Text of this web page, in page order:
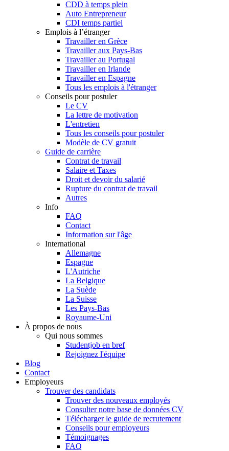
CDD à temps plein
Auto Entrepreneur
CDI temps partiel
Emplois à l’étranger
Travailler en Grèce
Travailler aux Pays-Bas
Travailler au Portugal
Travailler en Irlande
Travailler en Espagne
Tous les emplois à l'étranger
Conseils pour postuler
Le CV
La lettre de motivation
L'entretien
Tous les conseils pour postuler
Modèle de CV gratuit
Guide de carrière
Contrat de travail
Salaire et Taxes
Droit et devoir du salarié
Rupture du contrat de travail
Autres
Info
FAQ
Contact
Information sur l'âge
International
Allemagne
Espagne
L'Autriche
La Belgique
La Suède
La Suisse
Les Pays-Bas
Royaume-Uni
À propos de nous
Qui nous sommes
Studentjob en bref
Rejoignez l'équipe
Blog
Contact
Employeurs
Trouver des candidats
Trouver des nouveaux employés
Consulter notre base de données CV
Télécharger le guide de recrutement
Conseils pour employeurs
Témoignages
FAQ